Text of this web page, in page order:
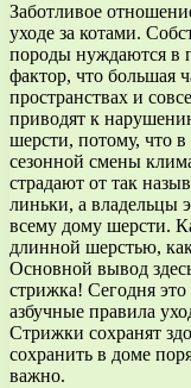
Заботливое
уходе за котами.
породы нуждаются в
фактор, что большая
пространствах и
приводят к
шерсти, потому, что
сезонной смены
страдают от так
линьки, а владельцы
всему дому шерсти.
длинной шерстью,
Основной вывод
стрижка! Сегодня
азбучные правила
Стрижки сохранят
сохранить в доме
важно.